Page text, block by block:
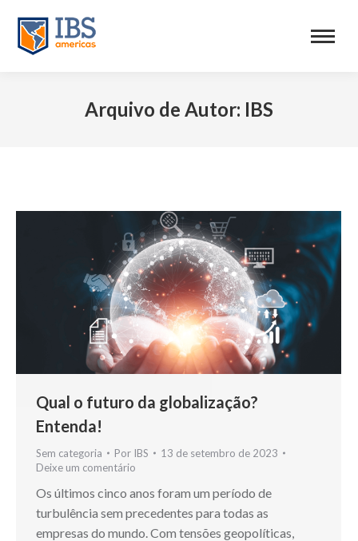
Arquivo de Autor: IBS
Qual o futuro da globalização?
Entenda!
Sem categoria Por IBS
13 de setembro de 2023
Deixe um comentário
Os últimos cinco anos foram um período de
turbulência sem precedentes para todas as
empresas do mundo. Com tensões geopolíticas,